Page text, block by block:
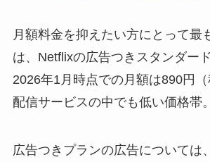
月額料金を抑えたい方にとって最
は、Netflixの広告つきスタンダー
2026年1月時点での月額は890円
配信サービスの中でも低い価格帯。
広告つきプランの広告については